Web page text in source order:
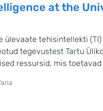
at the
ülevaate tehisintellekti (TI)
tegevustest Tartu
ressursid, mis toetavad
ja teadustöös.